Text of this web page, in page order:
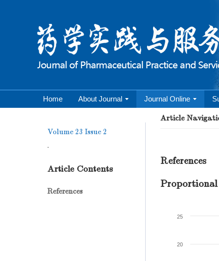
Home About Journal Journal Online
Volume 23 Issue 2
.
Article Contents
References
Article
References
Proportional
20
25